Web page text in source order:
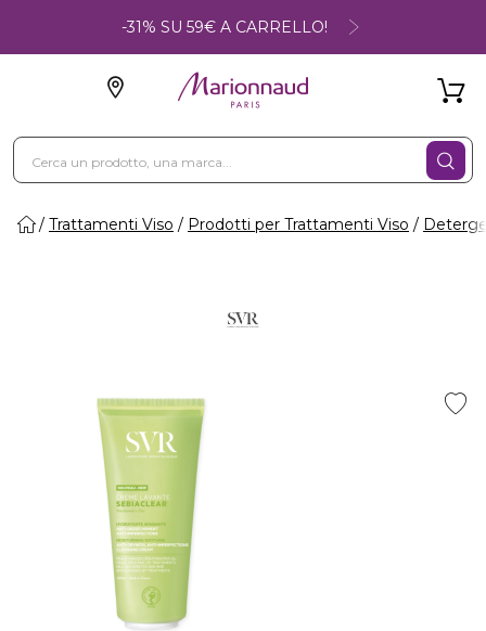
-31% SU 59€ A CARRELLO!
Trattamenti Viso Prodotti per Trattamenti Viso